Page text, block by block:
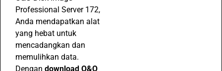
Professional Server 172,
Anda mendapatkan alat
yang hebat untuk
mencadangkan dan
memulihkan data.
Dengan download O&O